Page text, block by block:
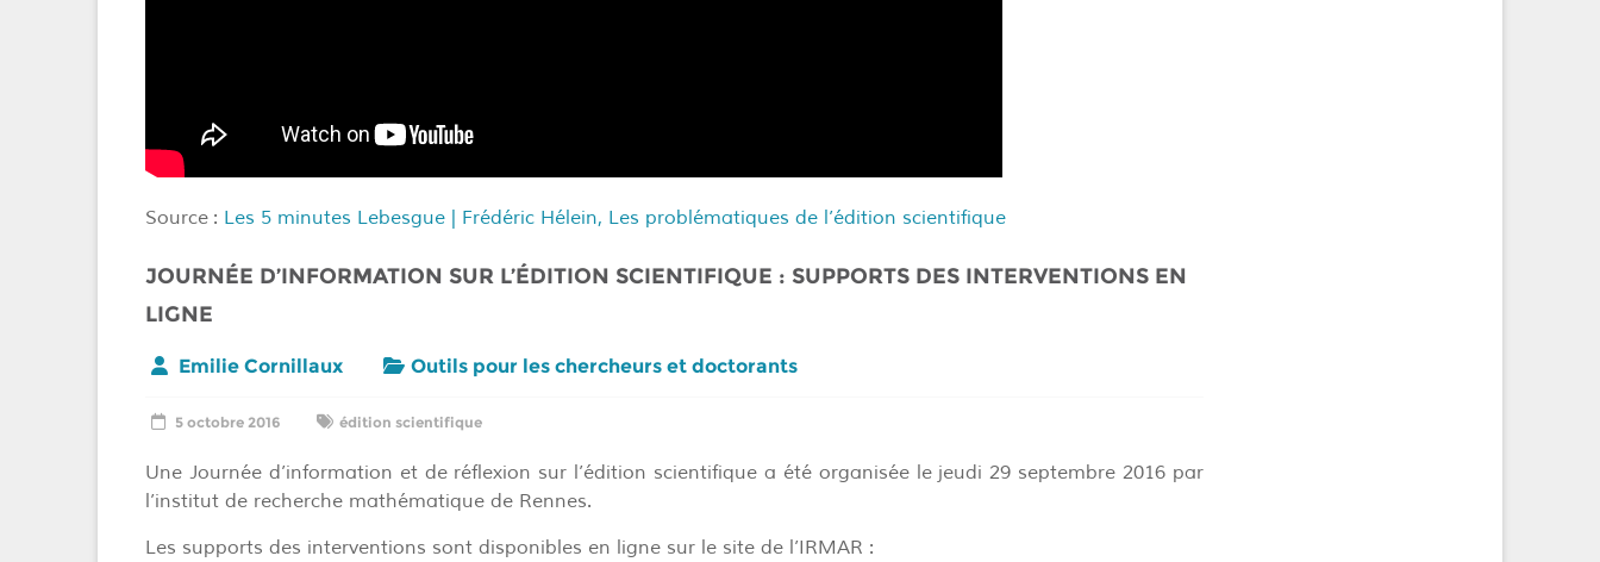
Source : Les 5 minutes Lebesgue | Frédéric Hélein, Les problématiques de l’édition scientifique
JOURNÉE D’INFORMATION SUR L’ÉDITION SCIENTIFIQUE : SUPPORTS DES INTERVENTIONS EN
LIGNE
Emilie Cornillaux Outils pour les chercheurs et doctorants
5 octobre 2016 édition scientifique
Une Journée d’information et de réflexion sur l’édition scientifique a été organisée le jeudi 29 septembre 2016 par
l’institut de recherche mathématique de Rennes.
Les supports des interventions sont disponibles en ligne sur le site de l’IRMAR :